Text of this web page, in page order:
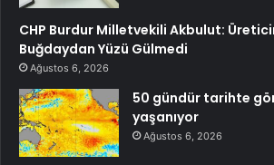
CHP Burdur Milletvekili Akbulut:
Buğdaydan Yüzü Gülmedi
Ağustos 6, 2026
50 gündür tarihte
yaşanıyor
Ağustos 6, 2026